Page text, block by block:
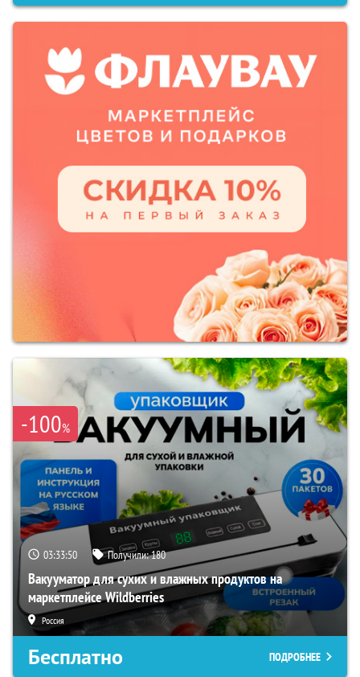
-100%
03:33:49 Получили:180
Вакууматор для сухих и влажных продуктов на
маркетплейсе Wildberries
Россия
Бесплатно ПОДРОБНЕЕ